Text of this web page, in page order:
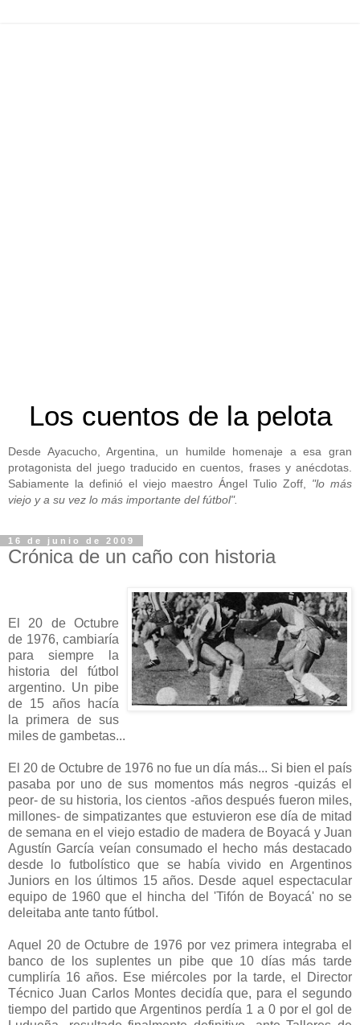
Los cuentos de la pelota
Desde Ayacucho, Argentina, un humilde homenaje a esa gran
protagonista del juego traducido en cuentos, frases y anécdotas.
Sabiamente la definió el viejo maestro Ángel Tulio Zoff, "lo más
viejo y a su vez lo más importante del fútbol".
16 de junio de 2009
Crónica de un caño con historia
El 20 de Octubre
de 1976, cambiaría
para siempre la
historia del fútbol
argentino. Un pibe
de 15 años hacía
la primera de sus
miles de gambetas...
El 20 de Octubre de 1976 no fue un día más... Si bien el país
pasaba por uno de sus momentos más negros -quizás el
peor- de su historia, los cientos -años después fueron miles,
millones- de simpatizantes que estuvieron ese día de mitad
de semana en el viejo estadio de madera de Boyacá y Juan
Agustín García veían consumado el hecho más destacado
desde lo futbolístico que se había vivido en Argentinos
Juniors en los últimos 15 años. Desde aquel espectacular
equipo de 1960 que el hincha del 'Tifón de Boyacá' no se
deleitaba ante tanto fútbol.
Aquel 20 de Octubre de 1976 por vez primera integraba el
banco de los suplentes un pibe que 10 días más tarde
cumpliría 16 años. Ese miércoles por la tarde, el Director
Técnico Juan Carlos Montes decidía que, para el segundo
tiempo del partido que Argentinos perdía 1 a 0 por el gol de